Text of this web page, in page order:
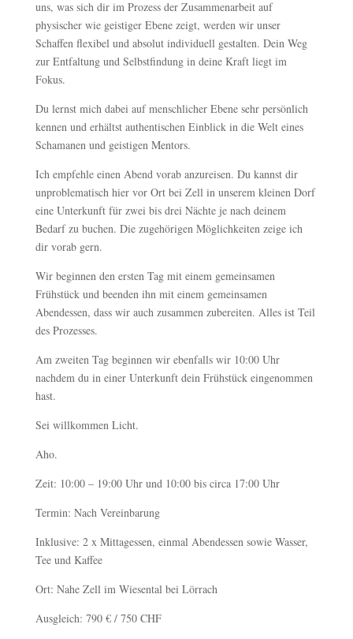
uns, was sich dir im Prozess der Zusammenarbeit auf
physischer wie geistiger Ebene zeigt, werden wir unser
Schaffen flexibel und absolut individuell gestalten. Dein Weg
zur Entfaltung und Selbstfindung in deine Kraft liegt im
Fokus.
Du lernst mich dabei auf menschlicher Ebene sehr persönlich
kennen und erhältst authentischen Einblick in die Welt eines
Schamanen und geistigen Mentors.
Ich empfehle einen Abend vorab anzureisen. Du kannst dir
unproblematisch hier vor Ort bei Zell in unserem kleinen Dorf
eine Unterkunft für zwei bis drei Nächte je nach deinem
Bedarf zu buchen. Die zugehörigen Möglichkeiten zeige ich
dir vorab gern.
Wir beginnen den ersten Tag mit einem gemeinsamen
Frühstück und beenden ihn mit einem gemeinsamen
Abendessen, dass wir auch zusammen zubereiten. Alles ist Teil
des Prozesses.
Am zweiten Tag beginnen wir ebenfalls wir 10:00 Uhr
nachdem du in einer Unterkunft dein Frühstück eingenommen
hast.
Sei willkommen Licht.
Aho.
Zeit: 10:00 – 19:00 Uhr und 10:00 bis circa 17:00 Uhr
Termin: Nach Vereinbarung
Inklusive: 2 x Mittagessen, einmal Abendessen sowie Wasser,
Tee und Kaffee
Ort: Nahe Zell im Wiesental bei Lörrach
Ausgleich: 790 € / 750 CHF